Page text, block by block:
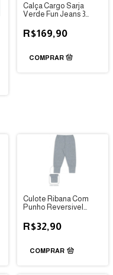
Calça Cargo Sarja
Verde Fun Jeans 3
R$169,90
Culote Ribana Com
Punho Reversivel
R$32,90
COMPRAR